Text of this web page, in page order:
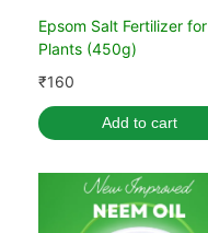
Epsom Salt Fertilizer for
Plants (450g)
₹160
Add to cart